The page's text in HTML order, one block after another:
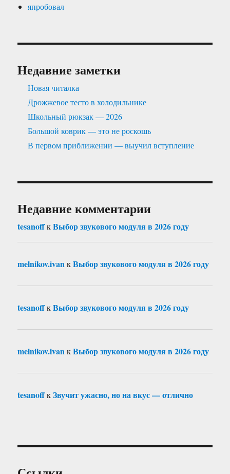
япробовал
Недавние заметки
Новая читалка
Дрожжевое тесто в холодильнике
Школьный рюкзак — 2026
Большой коврик — это не роскошь
В первом приближении — выучил вступление
Недавние комментарии
tesanoffкВыбор звукового модуля в 2026 году
melnikov.ivanкВыбор звукового модуля в 2026 году
tesanoffкВыбор звукового модуля в 2026 году
melnikov.ivanкВыбор звукового модуля в 2026 году
tesanoffкЗвучит ужасно, но на вкус — отлично